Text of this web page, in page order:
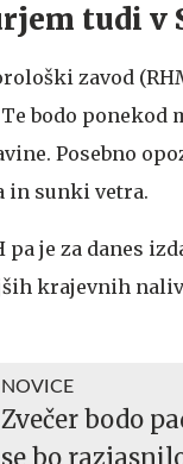
tudi v
zavod
bodo ponekod
Posebno
in sunki vetra.
je za danes
krajevnih
NOVICE
Zvečer bodo
se bo